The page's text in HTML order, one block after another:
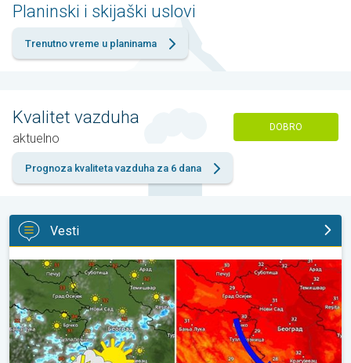
Planinski i skijaški uslovi
Trenutno vreme u planinama
Kvalitet vazduha
aktuelno
DOBRO
Prognoza kvaliteta vazduha za 6 dana
Vesti
Tek za koji stepen niža temperatura. Ređa pojava pljuskova. . .